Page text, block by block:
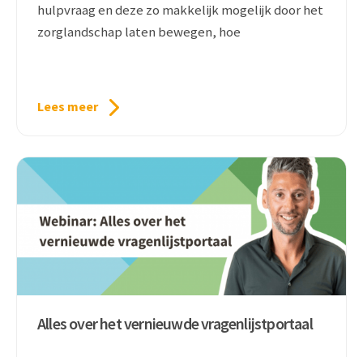
hulpvraag en deze zo makkelijk mogelijk door het
zorglandschap laten bewegen, hoe
Lees meer
Alles over het vernieuwde vragenlijstportaal